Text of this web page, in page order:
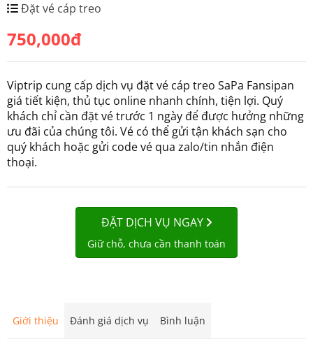
Đặt vé cáp treo
750,000đ
Viptrip cung cấp dịch vụ đặt vé cáp treo SaPa Fansipan
giá tiết kiện, thủ tục online nhanh chính, tiện lợi. Quý
khách chỉ cần đặt vé trước 1 ngày để được hưởng những
ưu đãi của chúng tôi. Vé có thể gửi tận khách sạn cho
quý khách hoặc gửi code vé qua zalo/tin nhắn điện
thoại.
ĐẶT DỊCH VỤ NGAY
Giữ chỗ, chưa cần thanh toán
Giới thiệu Đánh giá dịch vụ Bình luận